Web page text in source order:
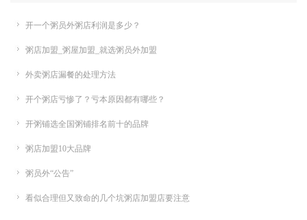
开一个粥员外粥店利润是多少？
粥店加盟_粥屋加盟_就选粥员外加盟
外卖粥店漏餐的处理方法
开个粥店亏惨了？亏本原因都有哪些？
开粥铺选全国粥铺排名前十的品牌
粥店加盟10大品牌
粥员外“公告”
看似合理但又致命的几个坑粥店加盟店要注意